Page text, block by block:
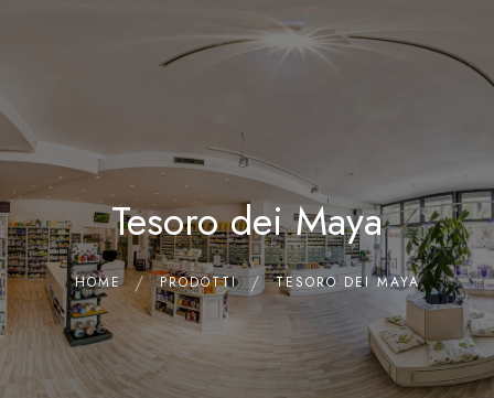
Home
Chi siamo
Il Laboratorio
Shop
Olii Essenziali
Contatti
Tesoro dei Maya
HOME PRODOTTI TESORO DEI MAYA